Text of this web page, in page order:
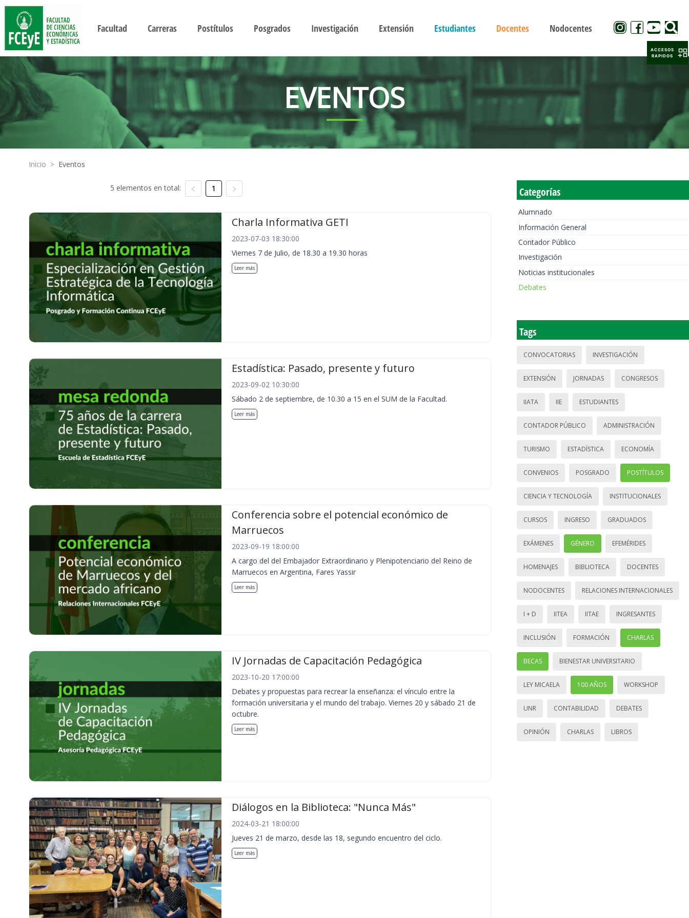
Facultad Carreras Postítulos Posgrados Investigación Extensión Estudiantes Docentes Nodocentes
EVENTOS
Inicio > Eventos
5 elementos en total: 1
Charla Informativa GETI
2023-07-03 18:30:00
Viernes 7 de Julio, de 18.30 a 19.30 horas
Leer más
Estadística: Pasado, presente y futuro
2023-09-02 10:30:00
Sábado 2 de septiembre, de 10.30 a 15 en el SUM de la Facultad.
Leer más
Conferencia sobre el potencial económico de
Marruecos
2023-09-19 18:00:00
A cargo del del Embajador Extraordinario y Plenipotenciario del Reino de
Marruecos en Argentina, Fares Yassir
Leer más
IV Jornadas de Capacitación Pedagógica
2023-10-20 17:00:00
Debates y propuestas para recrear la enseñanza: el vínculo entre la
formación universitaria y el mundo del trabajo. Viernes 20 y sábado 21 de
octubre.
Leer más
Diálogos en la Biblioteca: "Nunca Más"
2024-03-21 18:00:00
Jueves 21 de marzo, desde las 18, segundo encuentro del ciclo.
Leer más
Categorías
Alumnado
Información General
Contador Público
Investigación
Noticias institucionales
Debates
Tags
CONVOCATORIAS INVESTIGACIÓN
EXTENSIÓN JORNADAS CONGRESOS
IIATA IIE ESTUDIANTES
CONTADOR PÚBLICO ADMINISTRACIÓN
TURISMO ESTADÍSTICA ECONOMÍA
CONVENIOS POSGRADO POSTÍTULOS
CIENCIA Y TECNOLOGÍA INSTITUCIONALES
CURSOS INGRESO GRADUADOS
EXÁMENES GÉNERO EFEMÉRIDES
HOMENAJES BIBLIOTECA DOCENTES
NODOCENTES RELACIONES INTERNACIONALES
I + D IITEA IITAE INGRESANTES
INCLUSIÓN FORMACIÓN CHARLAS
BECAS BIENESTAR UNIVERSITARIO
LEY MICAELA 100 AÑOS WORKSHOP
UNR CONTABILIDAD DEBATES
OPINIÓN CHARLAS LIBROS
ACCESOS
RAPIDOS